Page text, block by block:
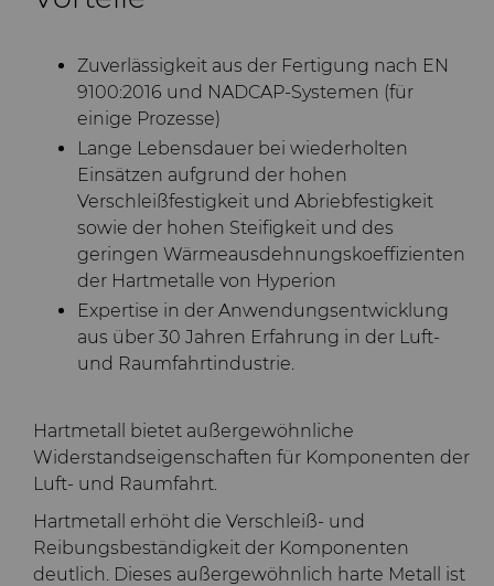
Hartmetall-
Bergbaulösungen
Präzisionsmesswerkzeuge
Versimax™
6UDPlus Stahlcord-
Drahtziehqualität
Zuverlässigkeit aus der Fertigung nach EN
9100:2016 und NADCAP-Systemen (für
einige Prozesse)
Lange Lebensdauer bei wiederholten
Einsätzen aufgrund der hohen
Verschleißfestigkeit und Abriebfestigkeit
sowie der hohen Steifigkeit und des
geringen Wärmeausdehnungskoeffizienten
der Hartmetalle von Hyperion
Expertise in der Anwendungsentwicklung
aus über 30 Jahren Erfahrung in der Luft-
und Raumfahrtindustrie.
Hartmetall bietet außergewöhnliche
Widerstandseigenschaften für Komponenten der
Luft- und Raumfahrt.
Hartmetall erhöht die Verschleiß- und
Reibungsbeständigkeit der Komponenten
deutlich. Dieses außergewöhnlich harte Metall ist